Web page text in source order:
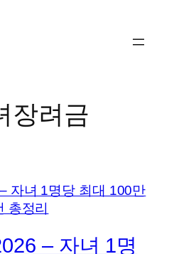
장려금
– 자녀 1명